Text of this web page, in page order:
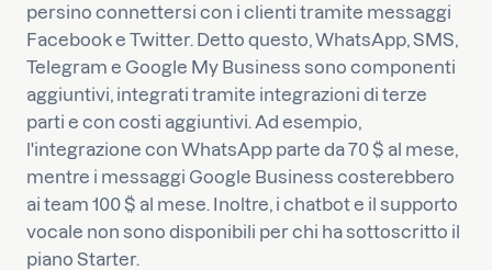
persino connettersi con i clienti tramite messaggi
Facebook e Twitter. Detto questo, WhatsApp, SMS,
Telegram e Google My Business sono componenti
aggiuntivi, integrati tramite integrazioni di terze
parti e con costi aggiuntivi. Ad esempio,
l'integrazione con WhatsApp parte da 70 $ al mese,
mentre i messaggi Google Business costerebbero
ai team 100 $ al mese. Inoltre, i chatbot e il supporto
vocale non sono disponibili per chi ha sottoscritto il
piano Starter.